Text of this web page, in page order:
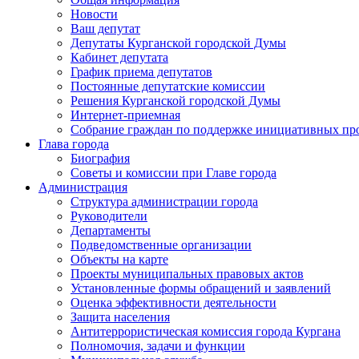
Новости
Ваш депутат
Депутаты Курганской городской Думы
Кабинет депутата
График приема депутатов
Постоянные депутатские комиссии
Решения Курганской городской Думы
Интернет-приемная
Собрание граждан по поддержке инициативных
Глава города
Биография
Советы и комиссии при Главе города
Администрация
Структура администрации города
Руководители
Департаменты
Подведомственные организации
Объекты на карте
Проекты муниципальных правовых актов
Установленные формы обращений и заявлений
Оценка эффективности деятельности
Защита населения
Антитеррористическая комиссия города Кургана
Полномочия, задачи и функции